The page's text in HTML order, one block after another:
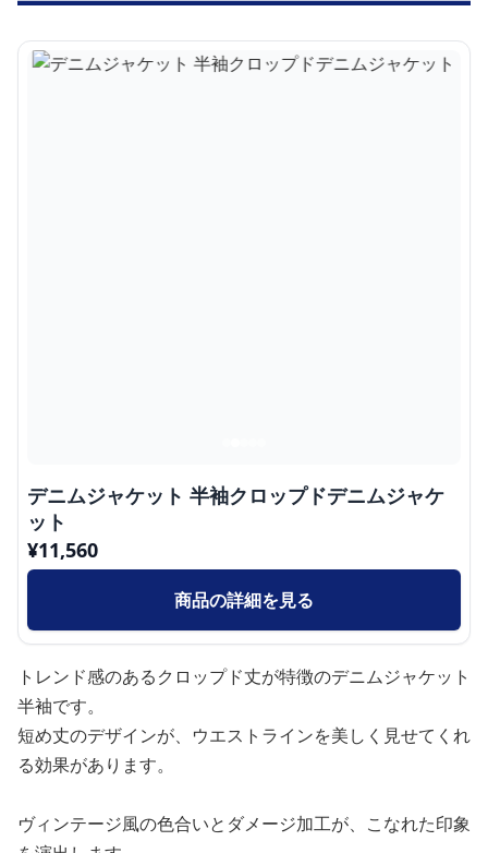
デニムジャケット 半袖クロップドデニムジャケ
ット
¥11,560
商品の詳細を見る
トレンド感のあるクロップド丈が特徴のデニムジャケット
半袖です。
短め丈のデザインが、ウエストラインを美しく見せてくれ
る効果があります。
ヴィンテージ風の色合いとダメージ加工が、こなれた印象